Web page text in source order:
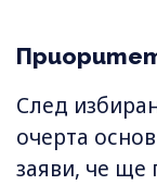
След
очерта
заяви, че ще